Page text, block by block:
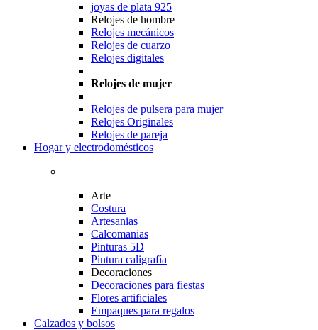
joyas de plata 925
Relojes de hombre
Relojes mecánicos
Relojes de cuarzo
Relojes digitales
Relojes de mujer
Relojes de pulsera para mujer
Relojes Originales
Relojes de pareja
Hogar y electrodomésticos
Arte
Costura
Artesanias
Calcomanias
Pinturas 5D
Pintura caligrafía
Decoraciones
Decoraciones para fiestas
Flores artificiales
Empaques para regalos
Calzados y bolsos